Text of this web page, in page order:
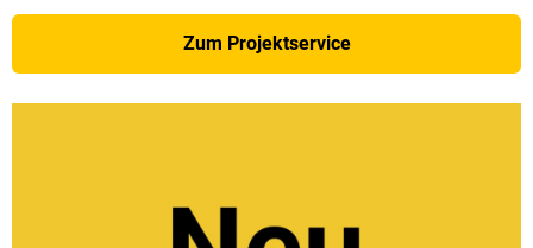
Zum Projektservice